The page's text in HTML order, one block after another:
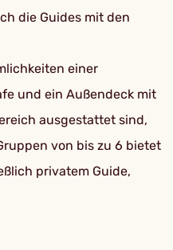
die Guides mit den
einer
und ein Außendeck mit
ausgestattet sind,
von bis zu 6 bietet
privatem Guide,